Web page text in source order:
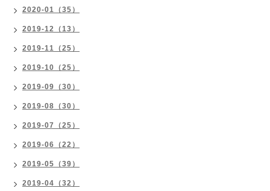
2020-01（35）
2019-12（13）
2019-11（25）
2019-10（25）
2019-09（30）
2019-08（30）
2019-07（25）
2019-06（22）
2019-05（39）
2019-04（32）